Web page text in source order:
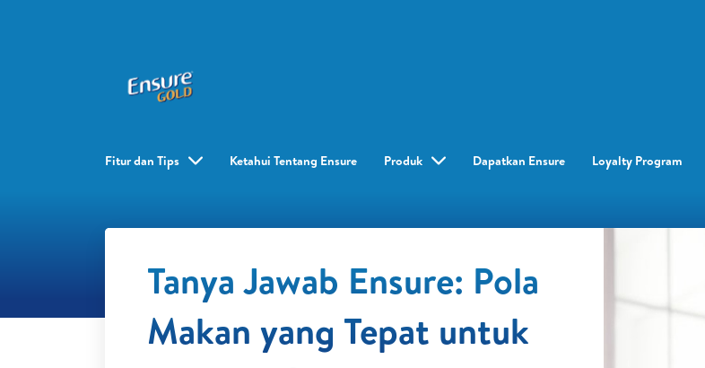
Fitur dan Tips Ketahui Tentang Ensure Produk Dapatkan Ensure Loyalty Program​
Tanya Jawab Ensure: Pola
Makan yang Tepat untuk